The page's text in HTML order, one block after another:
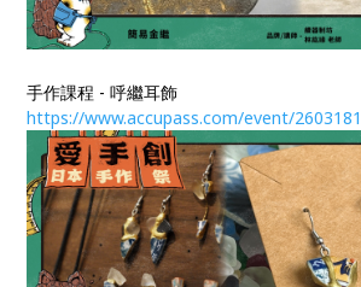
手作課程 - 呼繼耳飾
https://www.accupass.com/event/